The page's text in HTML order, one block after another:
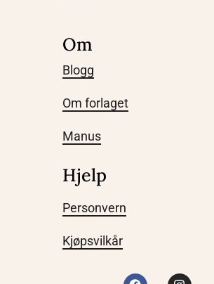
Om
Blogg
Om forlaget
Manus
Hjelp
Personvern
Kjøpsvilkår